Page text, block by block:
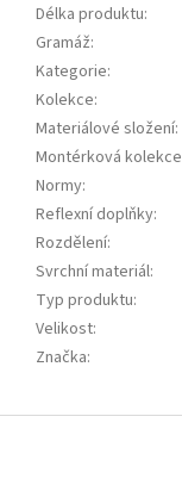
Délka produktu:
Gramáž:
Kategorie:
Kolekce:
Materiálové složení:
Montérková kolekce
Normy:
Reflexní doplňky:
Rozdělení:
Svrchní materiál:
Typ produktu:
Velikost:
Značka: